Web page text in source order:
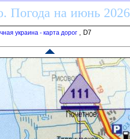
Погода на июнь 2026
украина - карта доро , D7